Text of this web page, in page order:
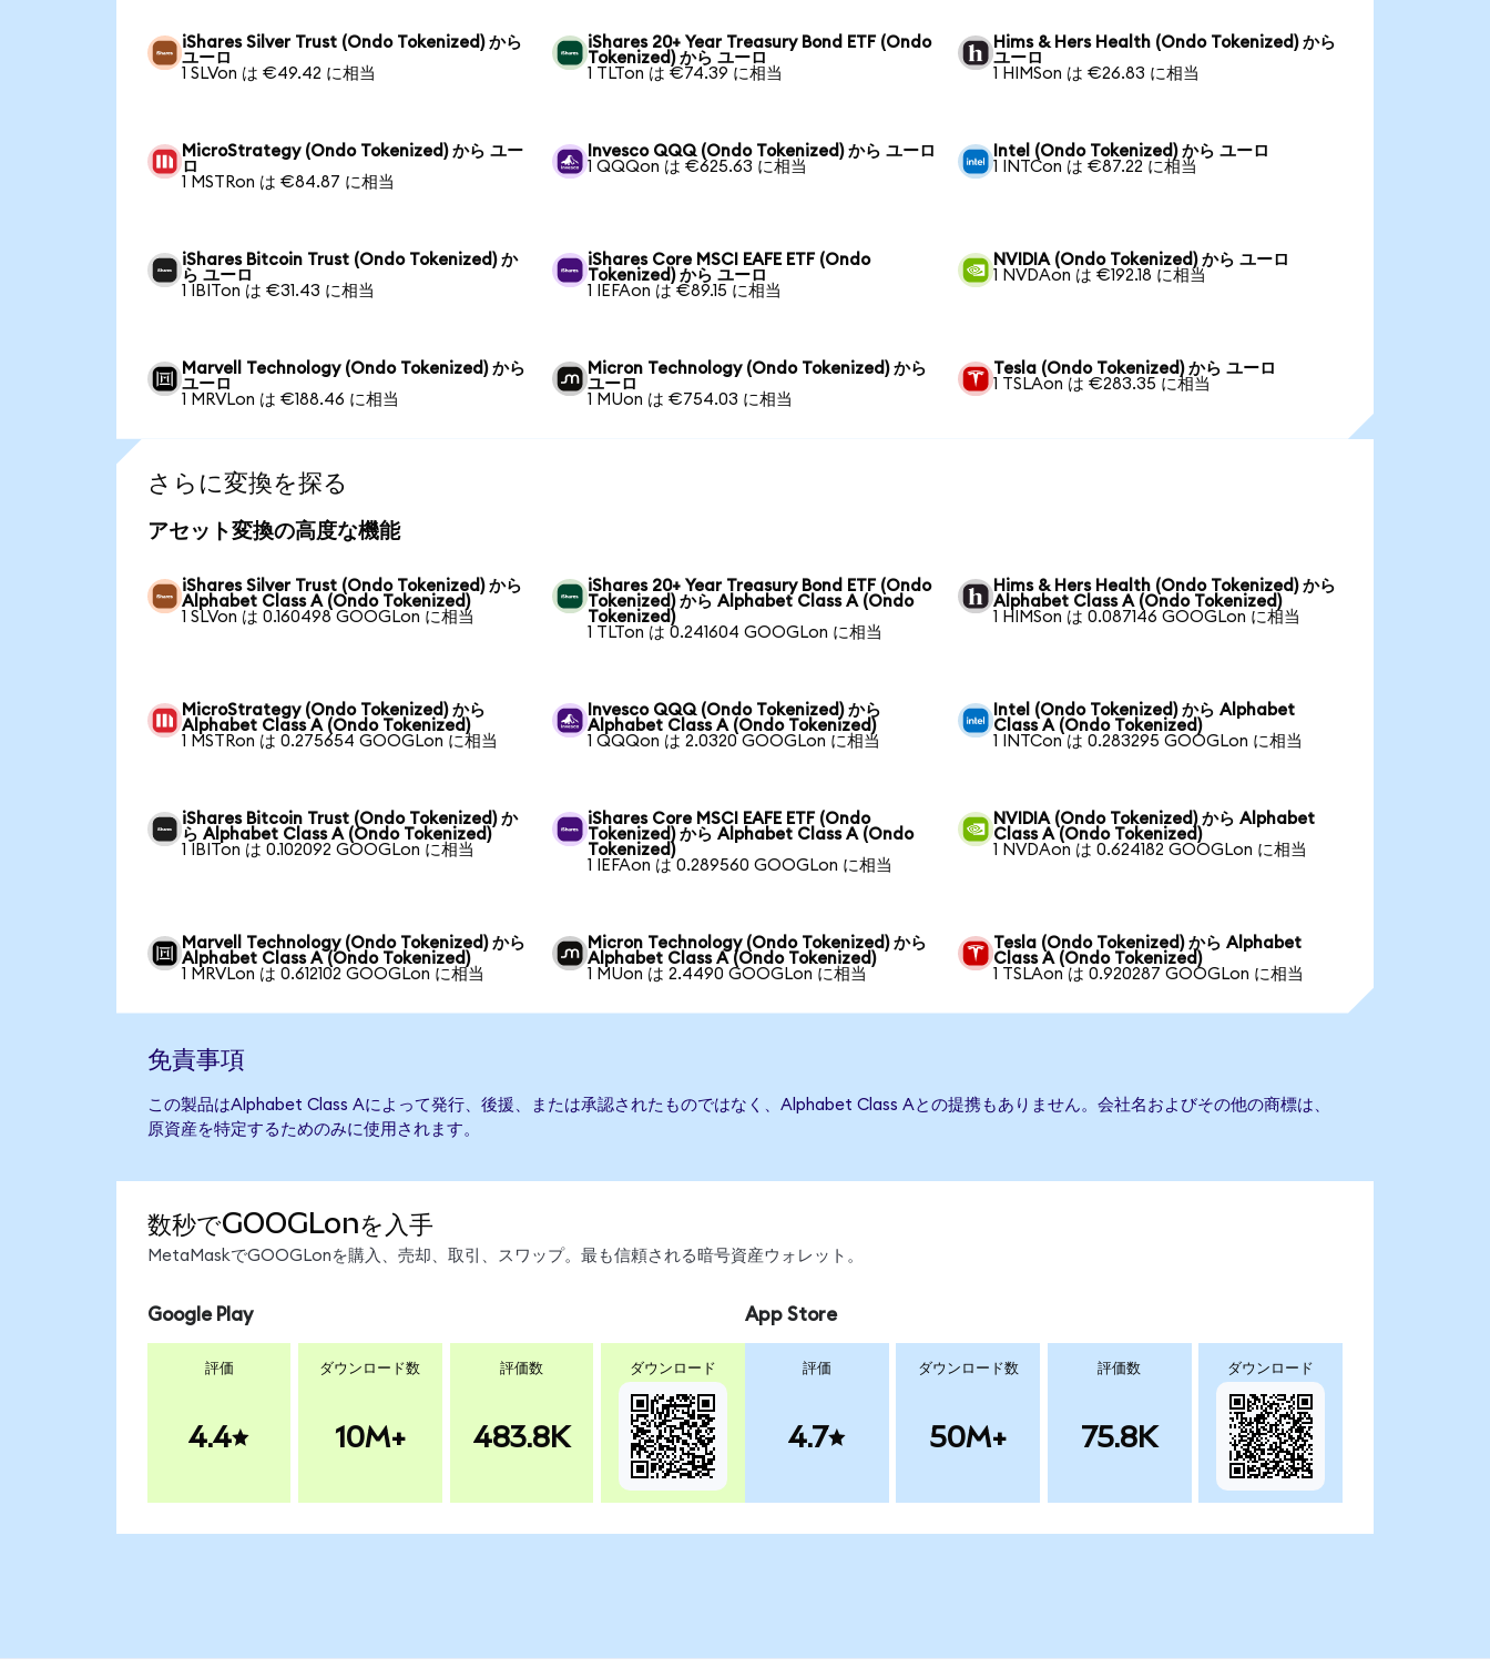
iShares Silver Trust (Ondo Tokenized) から
ユーロ
1 SLVon は €49.42 に相当
iShares 20+ Year Treasury Bond ETF (Ondo
Tokenized) から ユーロ
1 TLTon は €74.39 に相当
Hims & Hers Health (Ondo Tokenized) から
ユーロ
1 HIMSon は €26.83 に相当
MicroStrategy (Ondo Tokenized) から ユー
ロ
1 MSTRon は €84.87 に相当
Invesco QQQ (Ondo Tokenized) から ユーロ
1 QQQon は €625.63 に相当
Intel (Ondo Tokenized) から ユーロ
1 INTCon は €87.22 に相当
iShares Bitcoin Trust (Ondo Tokenized) か
ら ユーロ
1 IBITon は €31.43 に相当
iShares Core MSCI EAFE ETF (Ondo
Tokenized) から ユーロ
1 IEFAon は €89.15 に相当
NVIDIA (Ondo Tokenized) から ユーロ
1 NVDAon は €192.18 に相当
Marvell Technology (Ondo Tokenized) から
ユーロ
1 MRVLon は €188.46 に相当
Micron Technology (Ondo Tokenized) から
ユーロ
1 MUon は €754.03 に相当
Tesla (Ondo Tokenized) から ユーロ
1 TSLAon は €283.35 に相当
さらに変換を探る
アセット変換の高度な機能
iShares Silver Trust (Ondo Tokenized) から
Alphabet Class A (Ondo Tokenized)
1 SLVon は 0.160498 GOOGLon に相当
iShares 20+ Year Treasury Bond ETF (Ondo
Tokenized) から Alphabet Class A (Ondo
Tokenized)
1 TLTon は 0.241604 GOOGLon に相当
Hims & Hers Health (Ondo Tokenized) から
Alphabet Class A (Ondo Tokenized)
1 HIMSon は 0.087146 GOOGLon に相当
MicroStrategy (Ondo Tokenized) から
Alphabet Class A (Ondo Tokenized)
1 MSTRon は 0.275654 GOOGLon に相当
Invesco QQQ (Ondo Tokenized) から
Alphabet Class A (Ondo Tokenized)
1 QQQon は 2.0320 GOOGLon に相当
Intel (Ondo Tokenized) から Alphabet
Class A (Ondo Tokenized)
1 INTCon は 0.283295 GOOGLon に相当
iShares Bitcoin Trust (Ondo Tokenized) か
ら Alphabet Class A (Ondo Tokenized)
1 IBITon は 0.102092 GOOGLon に相当
iShares Core MSCI EAFE ETF (Ondo
Tokenized) から Alphabet Class A (Ondo
Tokenized)
1 IEFAon は 0.289560 GOOGLon に相当
NVIDIA (Ondo Tokenized) から Alphabet
Class A (Ondo Tokenized)
1 NVDAon は 0.624182 GOOGLon に相当
Marvell Technology (Ondo Tokenized) から
Alphabet Class A (Ondo Tokenized)
1 MRVLon は 0.612102 GOOGLon に相当
Micron Technology (Ondo Tokenized) から
Alphabet Class A (Ondo Tokenized)
1 MUon は 2.4490 GOOGLon に相当
Tesla (Ondo Tokenized) から Alphabet
Class A (Ondo Tokenized)
1 TSLAon は 0.920287 GOOGLon に相当
免責事項
この製品はAlphabet Class Aによって発行、後援、または承認されたものではなく、Alphabet Class Aとの提携もありません。会社名およびその他の商標は、
原資産を特定するためのみに使用されます。
数秒でGOOGLonを入手
MetaMaskでGOOGLonを購入、売却、取引、スワップ。最も信頼される暗号資産ウォレット。
Google Play
評価
4.4
ダウンロード数
10M+
評価数
483.8K
ダウンロード
App Store
評価
4.7
ダウンロード数
50M+
評価数
75.8K
ダウンロード